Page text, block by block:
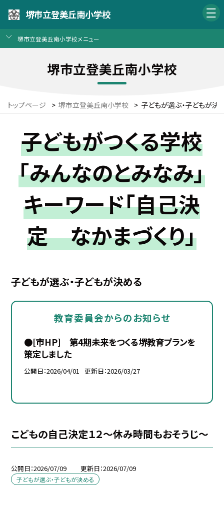
堺市立登美丘南小学校
堺市立登美丘南小学校メニュー
堺市立登美丘南小学校
トップページ > 堺市立登美丘南小学校 > 子どもが選ぶ・子どもが決
子どもがつくる学校
「みんなのとみなみ」
キーワード「自己決
定 なかまづくり」
子どもが選ぶ・子どもが決める
教育委員会からのお知らせ
●[市HP] 第4期未来をつくる堺教育プランを
策定しました
公開日 2026/04/01 更新日 2026/03/27
こどもの自己決定１２～休み時間もおそうじ～
公開日 2026/07/09 更新日 2026/07/09
子どもが選ぶ・子どもが決める